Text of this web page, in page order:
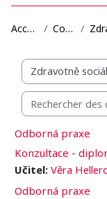
Accueil Cours
Catégories de
Rechercher des
Odborná praxe
Konzultace -
Učitel: Věra
Odborná praxe